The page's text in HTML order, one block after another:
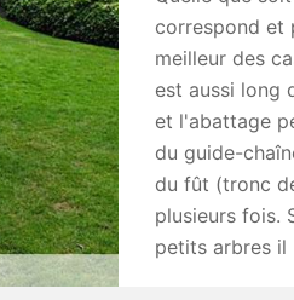
correspond et
meilleur des
est aussi long
et l'abattage
du guide-
du fût (tronc
plusieurs fois.
petits arbres il